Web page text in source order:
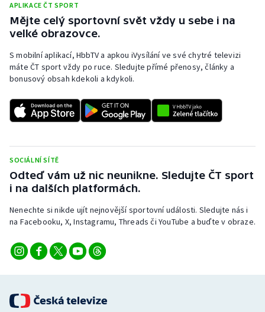
APLIKACE ČT SPORT
Mějte celý sportovní svět vždy u sebe i na
velké obrazovce.
S mobilní aplikací, HbbTV a apkou iVysílání ve své chytré televizi
máte ČT sport vždy po ruce. Sledujte přímé přenosy, články a
bonusový obsah kdekoli a kdykoli.
SOCIÁLNÍ SÍTĚ
Odteď vám už nic neunikne. Sledujte ČT sport
i na dalších platformách.
Nenechte si nikde ujít nejnovější sportovní události. Sledujte nás i
na Facebooku, X, Instagramu, Threads či YouTube a buďte v obraze.